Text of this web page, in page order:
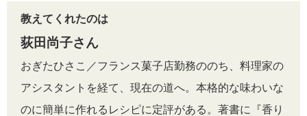
教えてくれたのは
荻田尚子さん
おぎたひさこ／フランス菓子店勤務ののち、料理家の
アシスタントを経て、現在の道へ。本格的な味わいな
のに簡単に作れるレシピに定評がある。著書に『香り